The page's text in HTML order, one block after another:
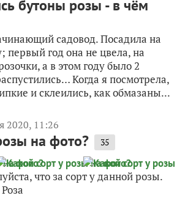
бутоны розы - в чём
садовод. Посадила на
первый год она не цвела, на
а в этом году было 2
Когда я посмотрела,
и склеились, как обмазаны...
2020, 11:26
на фото? 35
что за сорт у данной розы.